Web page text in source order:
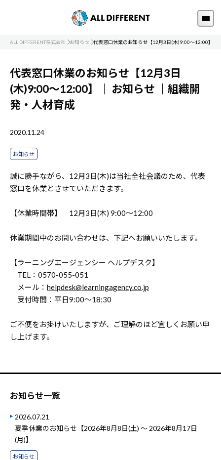
ALL DIFFERENT株式会社 お知らせ 代表窓口休業のお知らせ【12月3日(木)9:00～12:00】
代表窓口休業のお知らせ【12月3日
(木)9:00～12:00】｜ お知らせ
｜組織開
発・人材育成
2020.11.24
お知らせ
誠に勝手ながら、12月3日(木)は当社全社会議のため、代表
窓口を休業とさせていただきます。
【休業時間帯】 12月3日(木) 9:00～12:00
休業期間中のお問い合わせは、下記へお願いいたします。
【ラーニングエージェンシー ヘルプデスク】
TEL：0570-055-051
メール： helpdesk@learningagency.co.jp
受付時間：平日9:00～18:30
ご不便をお掛けいたしますが、ご理解のほど宜しくお願い申
し上げます。
お知らせ一覧
2026.07.21
夏季休業のお知らせ【2026年8月8日(土) ～ 2026年8月17日
(月)】
お知らせ